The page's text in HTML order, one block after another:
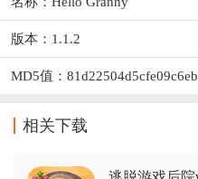
版本：1.1.2
MD5值：
相关下载